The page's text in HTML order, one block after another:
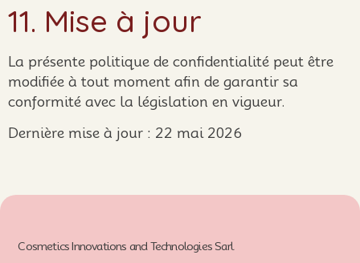
11. Mise à jour
La présente politique de confidentialité peut être
modifiée à tout moment afin de garantir sa
conformité avec la législation en vigueur.
Dernière mise à jour : 22 mai 2026
Cosmetics Innovations and Technologies Sarl